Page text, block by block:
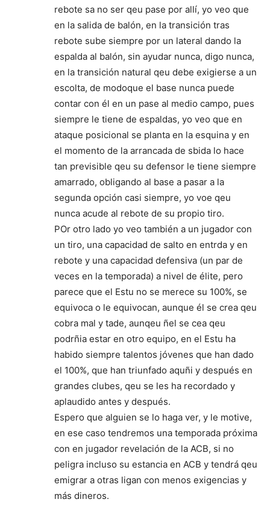
rebote sa no ser qeu pase por allí, yo veo que
en la salida de balón, en la transición tras
rebote sube siempre por un lateral dando la
espalda al balón, sin ayudar nunca, digo nunca,
en la transición natural qeu debe exigierse a un
escolta, de modoque el base nunca puede
contar con él en un pase al medio campo, pues
siempre le tiene de espaldas, yo veo que en
ataque posicional se planta en la esquina y en
el momento de la arrancada de sbida lo hace
tan previsible qeu su defensor le tiene siempre
amarrado, obligando al base a pasar a la
segunda opción casi siempre, yo voe qeu
nunca acude al rebote de su propio tiro.
POr otro lado yo veo también a un jugador con
un tiro, una capacidad de salto en entrda y en
rebote y una capacidad defensiva (un par de
veces en la temporada) a nivel de élite, pero
parece que el Estu no se merece su 100%, se
equivoca o le equivocan, aunque él se crea qeu
cobra mal y tade, aunqeu ñel se cea qeu
podrñia estar en otro equipo, en el Estu ha
habido siempre talentos jóvenes que han dado
el 100%, que han triunfado aquñi y después en
grandes clubes, qeu se les ha recordado y
aplaudido antes y después.
Espero que alguien se lo haga ver, y le motive,
en ese caso tendremos una temporada próxima
con en jugador revelación de la ACB, si no
peligra incluso su estancia en ACB y tendrá qeu
emigrar a otras ligan con menos exigencias y
más dineros.